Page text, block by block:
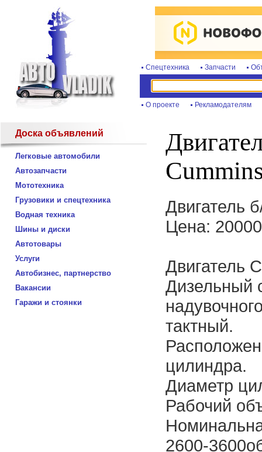
Спецтехника Запчасти
О проекте Рекламодателям
Доска объявлений
Легковые автомобили
Автозапчасти
Мототехника
Грузовики и спецтехника
Водная техника
Шины и диски
Автотовары
Услуги
Автобизнес, партнерство
Вакансии
Гаражи и стоянки
Двигатель
Цена:
Двигатель
Дизельный
тактный.
цилиндра.
Диаметр
Рабочий
2600-